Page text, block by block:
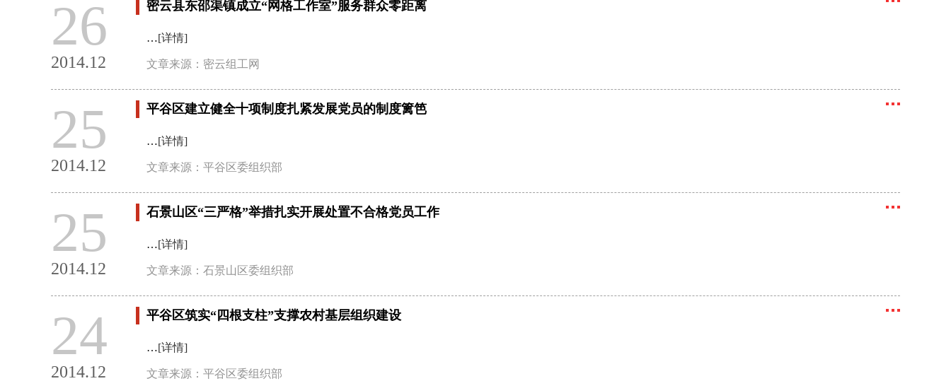
26
2014.12
密云县东邵渠镇成立“网格工作室”服务群众零距离
…[详情]
文章来源：密云组工网
25
2014.12
平谷区建立健全十项制度扎紧发展党员的制度篱笆
…[详情]
文章来源：平谷区委组织部
25
2014.12
石景山区“三严格”举措扎实开展处置不合格党员工作
…[详情]
文章来源：石景山区委组织部
24
2014.12
平谷区筑实“四根支柱”支撑农村基层组织建设
…[详情]
文章来源：平谷区委组织部